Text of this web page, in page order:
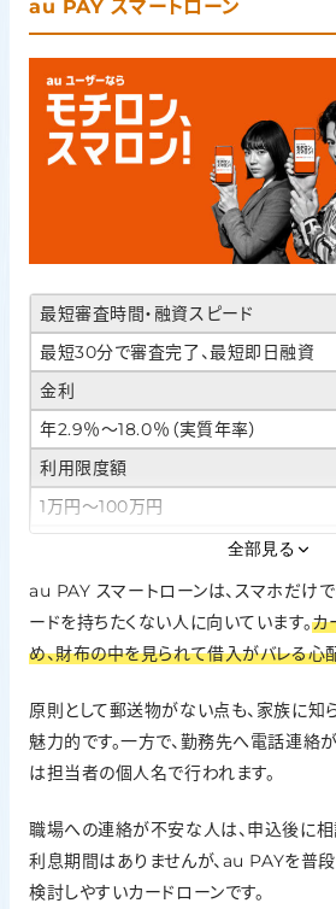
au PAY スマートローン
最短審査時間・融資スピード
最短30分で審査完了、最短即日融資
金利
年2.9％〜18.0％（実質年率）
利用限度額
1万円〜100万円
対応。スマホで申込可能。カードレスの
在籍確認の方針
勤務先へ電話される場合あり。電話は
無利息期間
なし ※利息0円ではなく、au PAY 残高
ペーンあり
全部見る
au PAY スマートローンは、スマホだけ
ードを持ちたくない人に向いています。カ
め、財布の中を見られて借入がバレる心
原則として郵送物がない点も、家族に知
魅力的です。一方で、勤務先へ電話連絡
は担当者の個人名で行われます。
職場への連絡が不安な人は、申込後に相
利息期間はありませんが、au PAYを普
検討しやすいカードローンです。